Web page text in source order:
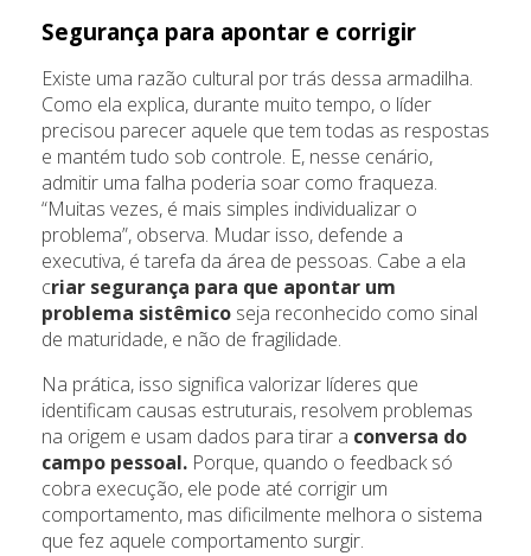
Segurança para apontar e corrigir
Existe uma razão cultural por trás dessa armadilha.
Como ela explica, durante muito tempo, o líder
precisou parecer aquele que tem todas as respostas
e mantém tudo sob controle. E, nesse cenário,
admitir uma falha poderia soar como fraqueza.
“Muitas vezes, é mais simples individualizar o
problema”, observa. Mudar isso, defende a
executiva, é tarefa da área de pessoas. Cabe a ela
criar segurança para que apontar um
problema sistêmico seja reconhecido como sinal
de maturidade, e não de fragilidade.
Na prática, isso significa valorizar líderes que
identificam causas estruturais, resolvem problemas
na origem e usam dados para tirar a conversa do
campo pessoal. Porque, quando o feedback só
cobra execução, ele pode até corrigir um
comportamento, mas dificilmente melhora o sistema
que fez aquele comportamento surgir.